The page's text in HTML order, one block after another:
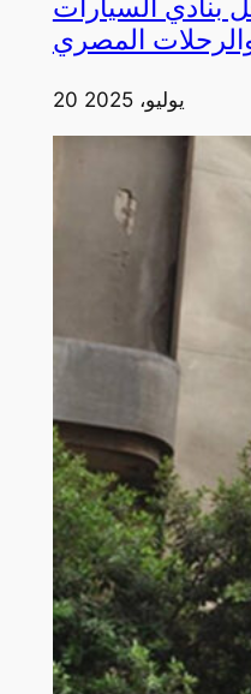
السيارات
المصري
20 يوليو، 2025